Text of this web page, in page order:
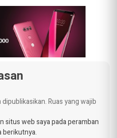
Ruas yang wajib
situs web saya pada peramban
berikutnya.